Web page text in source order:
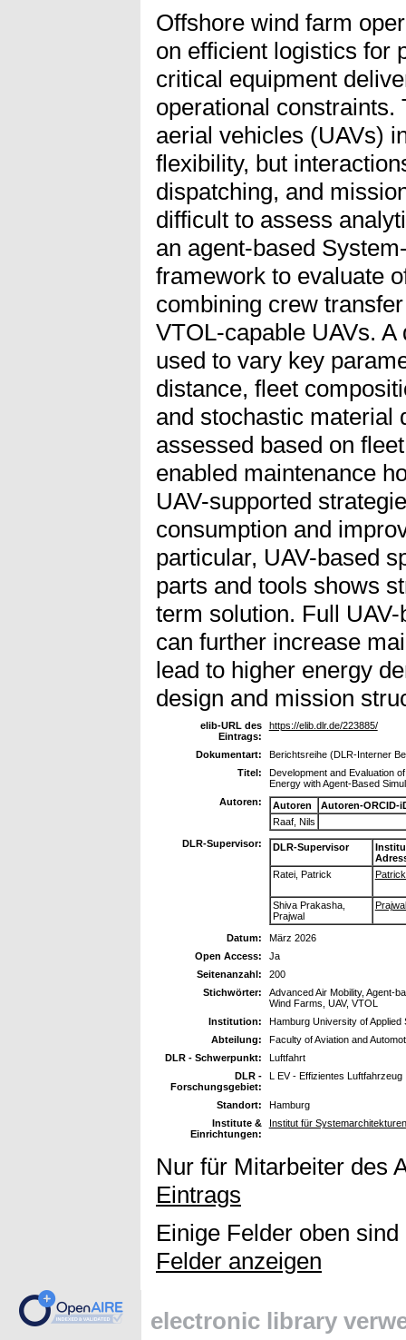
Offshore wind farm
on efficient logistics for
critical equipment
operational constraints.
aerial vehicles (UAVs)
flexibility, but
dispatching, and
difficult to assess
an agent-based
framework to evaluate
combining crew
VTOL-capable UAVs.
used to vary key
distance, fleet
and stochastic material
assessed based on
enabled maintenance
UAV-supported
consumption and
particular, UAV-based
parts and tools shows
term solution. Full
can further increase
lead to higher energy
design and mission
elib-URL des
Eintrags:
https://elib.dlr.de/223885/
Dokumentart:
Berichtsreihe (DLR-Interner
Titel:
Development and Evaluation
Energy with Agent-Based
Autoren:
Autoren
Autoren-ORCID-
Raaf, Nils
DLR-Supervisor:
DLR-Supervisor
Ratei, Patrick
Shiva Prakasha,
Prajwal
Datum:
März 2026
Open Access:
Ja
Seitenanzahl:
200
Stichwörter:
Advanced Air Mobility, Agent-
Wind Farms, UAV, VTOL
Institution:
Hamburg University of
Abteilung:
Faculty of Aviation and
DLR - Schwerpunkt:
Luftfahrt
DLR -
Forschungsgebiet:
L EV - Effizientes Luftfahrzeug
Standort:
Hamburg
Institute &
Einrichtungen:
Institut für
Nur für Mitarbeiter des
Eintrags
Einige Felder oben
Felder anzeigen
electronic library